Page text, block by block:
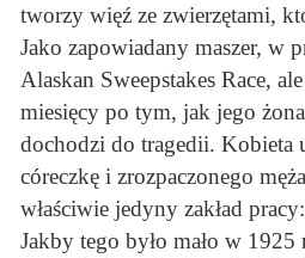
tworzy więź ze zwierzętami,
Jako zapowiadany maszer, w
Alaskan Sweepstakes Race,
miesięcy po tym, jak jego
dochodzi do tragedii. Kobieta
córeczkę i zrozpaczonego
właściwie jedyny zakład
Jakby tego było mało w